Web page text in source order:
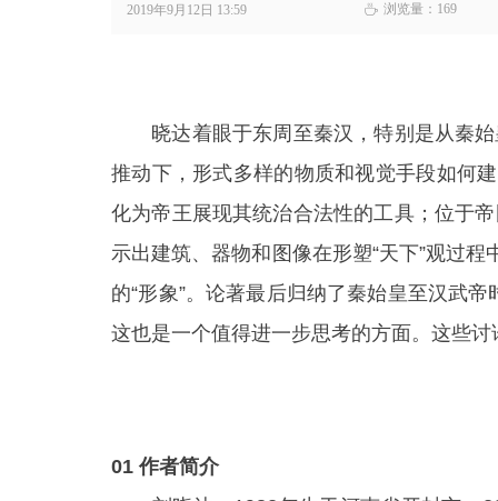
晓达着眼于东周至秦汉，特别是从秦
推动下，形式多样的物质和视觉手段如何
化为帝王展现其统治合法性的工具；位于
示出建筑、器物和图像在形塑“天下”观过
的“形象”。论著最后归纳了秦始皇至汉武
这也是一个值得进一步思考的方面。这些
01 作者简介
2019年9月12日 13:59 ꄘ 浏览量： 169